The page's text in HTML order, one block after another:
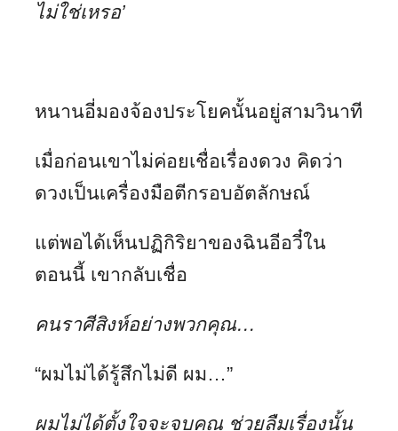
ไม่ใช่เหรอ’
หนานอี่มองจ้องประโยคนั้นอยู่สามวินาที
เมื่อก่อนเขาไม่ค่อยเชื่อเรื่องดวง คิดว่า
ดวงเป็นเครื่องมือตีกรอบอัตลักษณ์
แต่พอได้เห็นปฏิกิริยาของฉินอีอวี๋ใน
ตอนนี้ เขากลับเชื่อ
คนราศีสิงห์อย่างพวกคุณ…
“ผมไม่ได้รู้สึกไม่ดี ผม…”
ผมไม่ได้ตั้งใจจะจูบคุณ ช่วยลืมเรื่องนั้น